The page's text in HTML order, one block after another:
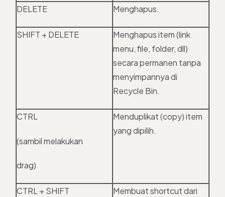
DELETE Menghapus.
SHIFT + DELETE
Menghapus item (link
menu, file, folder, dll)
secara permanen tanpa
menyimpannya di
Recycle Bin.
CTRL
(sambil melakukan
drag)
Menduplikat (copy) item
yang dipilih.
CTRL + SHIFT
Membuat shortcut dari